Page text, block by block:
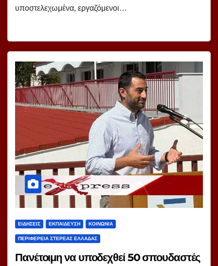
υποστελεχωμένα, εργαζόμενοι…
ΕΙΔΗΣΕΙΣ ΕΚΠΑΙΔΕΥΣΗ ΚΟΙΝΩΝΙΑ
ΠΕΡΙΦΕΡΕΙΑ ΣΤΕΡΕΑΣ ΕΛΛΑΔΑΣ
Πανέτοιμη να υποδεχθεί 50 σπουδαστές